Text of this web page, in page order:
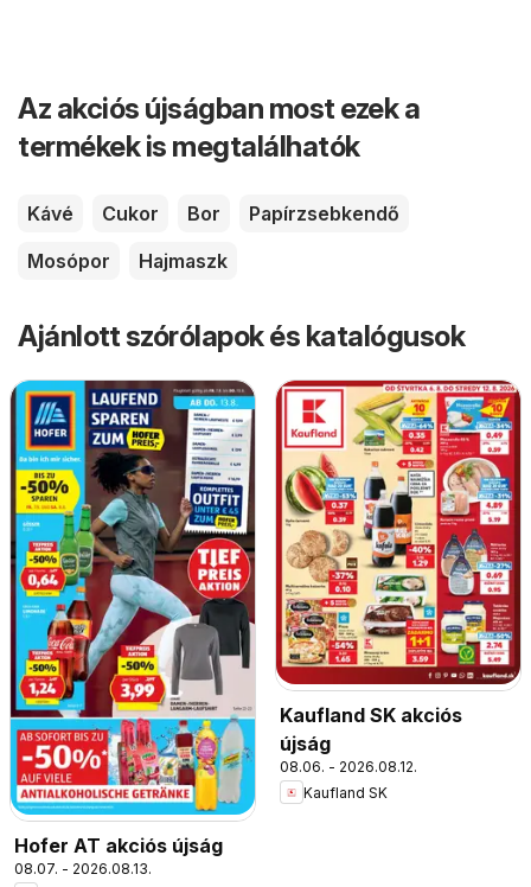
Az akciós újságban most ezek a
termékek is megtalálhatók
Kávé Cukor Bor
Papírzsebkendő
Mosópor
Hajmaszk
Ajánlott szórólapok és katalógusok
Hofer AT akciós újság
08.07. - 2026.08.13.
Kaufland SK akciós
újság
08.06. - 2026.08.12.
Kaufland SK